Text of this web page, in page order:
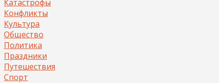
Катастрофы
Конфликты
Культура
Общество
Политика
Праздники
Путешествия
Спорт